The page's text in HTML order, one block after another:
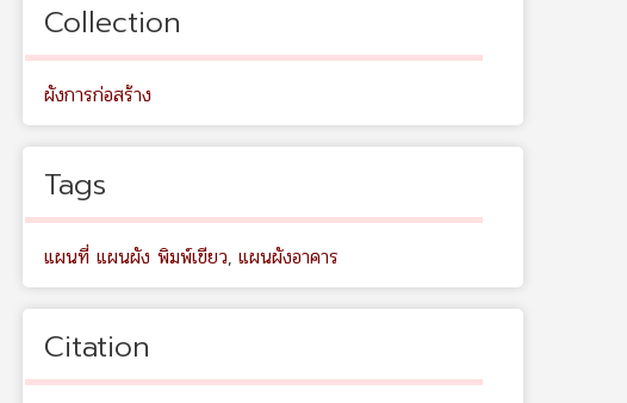
Collection
ผังการก่อสร้าง
Tags
แผนที่ แผนผัง พิมพ์เขียว, แผนผังอาคาร
Citation